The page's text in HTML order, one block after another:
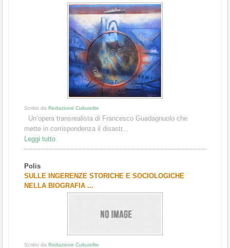
Scritto da Redazione Culturelite
Un’opera transrealista di Francesco Guadagnuolo che
mette in corrispondenza il disastr...
Leggi tutto
Polis
SULLE INGERENZE STORICHE E SOCIOLOGICHE
NELLA BIOGRAFIA ...
Scritto da Redazione Culturelite